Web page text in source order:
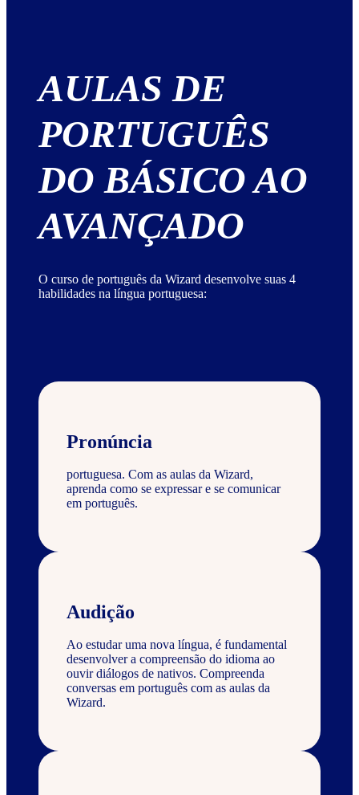
AULAS DE
PORTUGUÊS
DO BÁSICO AO
AVANÇADO
O curso de português da Wizard desenvolve suas 4
habilidades na língua portuguesa:
Pronúncia
portuguesa. Com as aulas da Wizard,
aprenda como se expressar e se comunicar
em português.
Audição
Ao estudar uma nova língua, é fundamental
desenvolver a compreensão do idioma ao
ouvir diálogos de nativos. Compreenda
conversas em português com as aulas da
Wizard.